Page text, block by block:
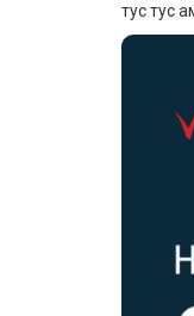
тус тус